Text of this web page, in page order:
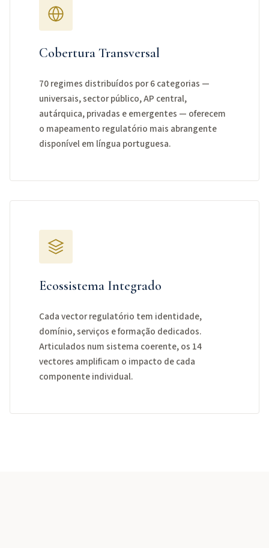
Cobertura Transversal
70 regimes distribuídos por 6 categorias —
universais, sector público, AP central,
autárquica, privadas e emergentes — oferecem
o mapeamento regulatório mais abrangente
disponível em língua portuguesa.
Ecossistema Integrado
Cada vector regulatório tem identidade,
domínio, serviços e formação dedicados.
Articulados num sistema coerente, os 14
vectores amplificam o impacto de cada
componente individual.